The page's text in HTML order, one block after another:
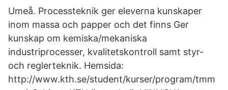
Umeå. Processteknik ger eleverna kunskaper
inom massa och papper och det finns Ger
kunskap om kemiska/mekaniska
industriprocesser, kvalitetskontroll samt styr​-
och reglerteknik. Hemsida:
http://www.kth.se/student/kurser/program/tmm